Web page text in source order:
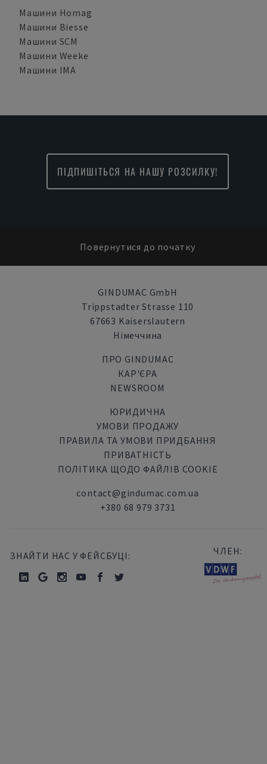
Машини Homag
Машини Biesse
Машини SCM
Машини Weeke
Машини IMA
ПІДПИШІТЬСЯ НА НАШУ РОЗСИЛКУ!
Повернутися до початку
GINDUMAC GmbH
Trippstadter Strasse 110
67663 Kaiserslautern
Німеччина
ПРО GINDUMAC
КАР'ЄРА
NEWSROOM
ЮРИДИЧНА
УМОВИ ПРОДАЖУ
ПРАВИЛА ТА УМОВИ ПРИДБАННЯ
ПРИВАТНІСТЬ
ПОЛІТИКА ЩОДО ФАЙЛІВ COOKIE
contact@gindumac.com.ua
+380 68 979 3731
ЗНАЙТИ НАС У ФЕЙСБУЦІ: ЧЛЕН: